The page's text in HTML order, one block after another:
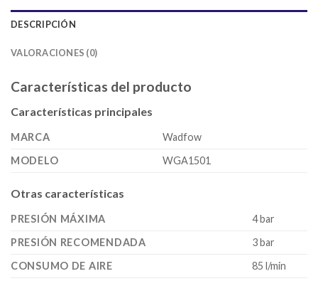
DESCRIPCIÓN
VALORACIONES (0)
Características del producto
Características principales
MARCA
Wadfow
MODELO
WGA1501
Otras características
PRESIÓN MÁXIMA
4 bar
PRESIÓN RECOMENDADA
3 bar
CONSUMO DE AIRE
85 l/min